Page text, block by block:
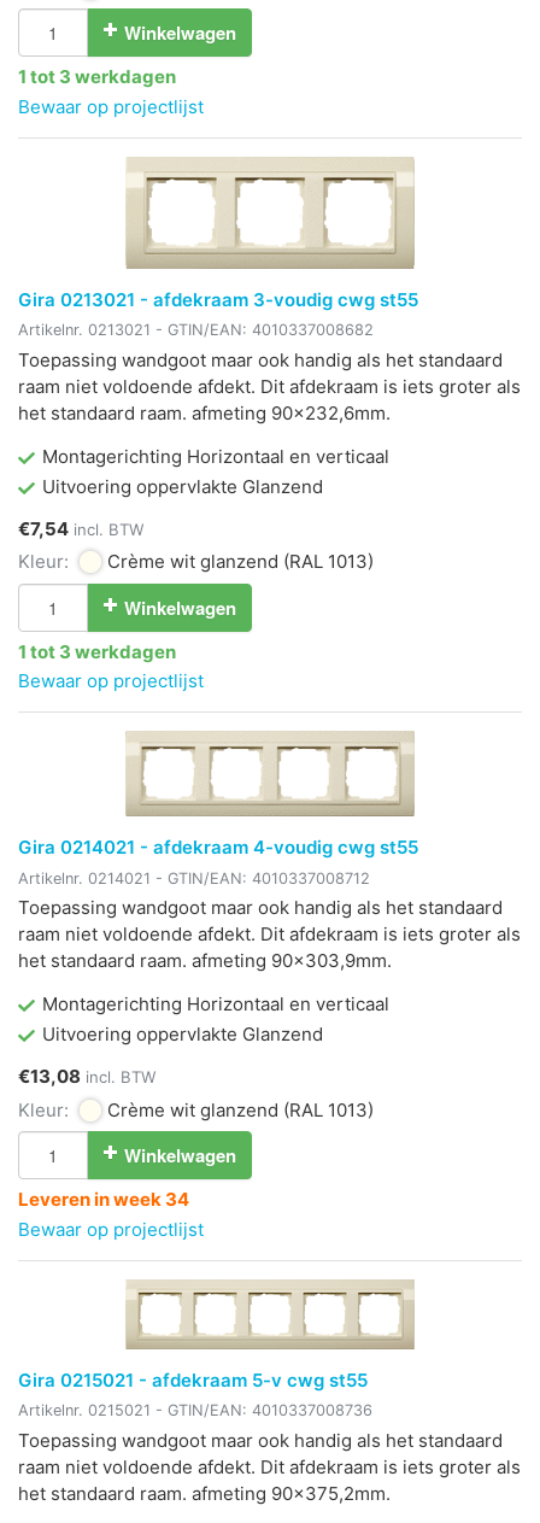
Winkelwagen
1 tot 3 werkdagen
Bewaar op projectlijst
Gira 0213021 - afdekraam 3-voudig cwg st55
Artikelnr. 0213021 - GTIN/EAN: 4010337008682
Toepassing wandgoot maar ook handig als het standaard
raam niet voldoende afdekt. Dit afdekraam is iets groter als
het standaard raam. afmeting 90x232,6mm.
Montagerichting Horizontaal en verticaal
Uitvoering oppervlakte Glanzend
€7,54 incl. BTW
Kleur: Crème wit glanzend (RAL 1013)
Winkelwagen
1 tot 3 werkdagen
Bewaar op projectlijst
Gira 0214021 - afdekraam 4-voudig cwg st55
Artikelnr. 0214021 - GTIN/EAN: 4010337008712
Toepassing wandgoot maar ook handig als het standaard
raam niet voldoende afdekt. Dit afdekraam is iets groter als
het standaard raam. afmeting 90x303,9mm.
Montagerichting Horizontaal en verticaal
Uitvoering oppervlakte Glanzend
€13,08 incl. BTW
Kleur: Crème wit glanzend (RAL 1013)
Winkelwagen
Leveren in week 34
Bewaar op projectlijst
Gira 0215021 - afdekraam 5-v cwg st55
Artikelnr. 0215021 - GTIN/EAN: 4010337008736
Toepassing wandgoot maar ook handig als het standaard
raam niet voldoende afdekt. Dit afdekraam is iets groter als
het standaard raam. afmeting 90x375,2mm.